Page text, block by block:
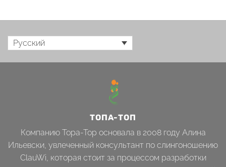
Русский
ТОПА-ТОП
Компанию Topa-Top основала в 2008 году Алина
Ильевски, увлеченный консультант по слингоношению
ClauWi, которая стоит за процессом разработки